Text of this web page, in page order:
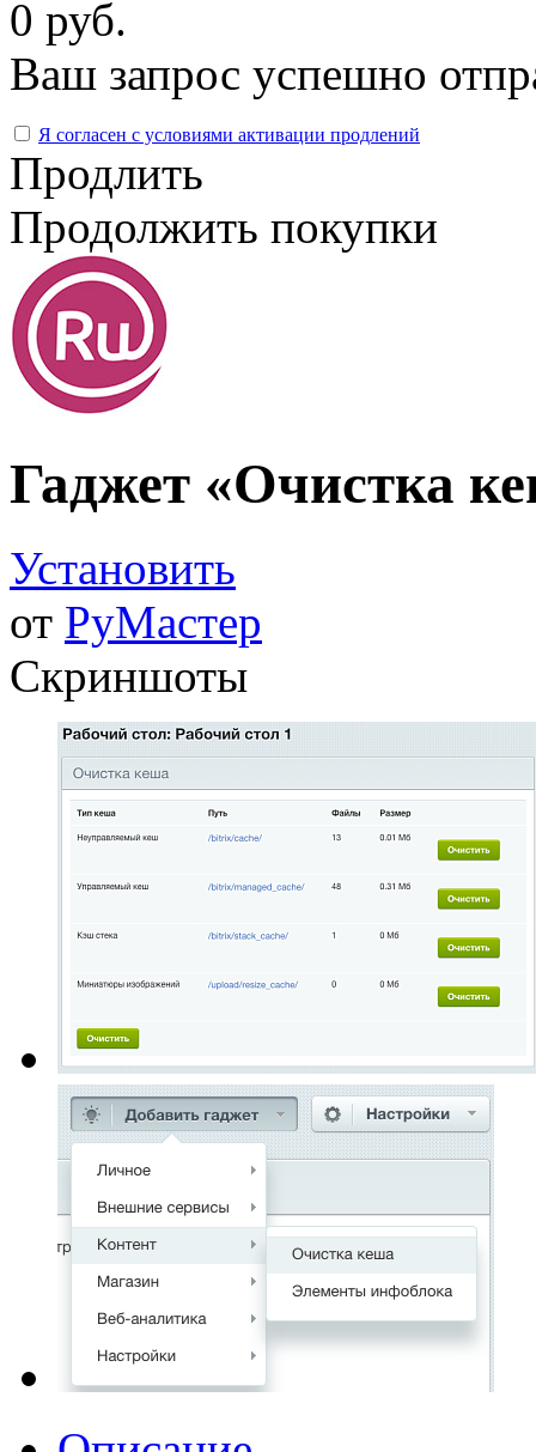
0 руб.
Ваш запрос успешно
Я согласен с условиями активации продлений
Продлить
Продолжить покупки
Гаджет «Очистка
Установить
от РуМастер
Скриншоты